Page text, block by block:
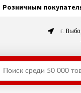
Розничным
г.